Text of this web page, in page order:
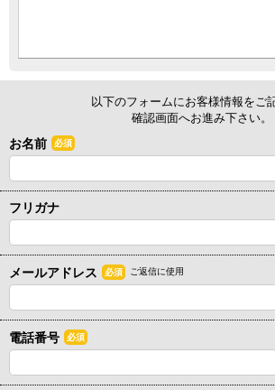
以下のフォームにお客様情報をご
確認画面へお進み下さい。
お名前 必須
フリガナ
メールアドレス 必須 ご返信に使用
電話番号 必須